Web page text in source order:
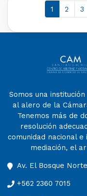
1 2 3
Somos una
al alero de la
Tenemos más de
resolución
comunidad nacional
mediación, el
Av. El Bosque
+562 2360 7015